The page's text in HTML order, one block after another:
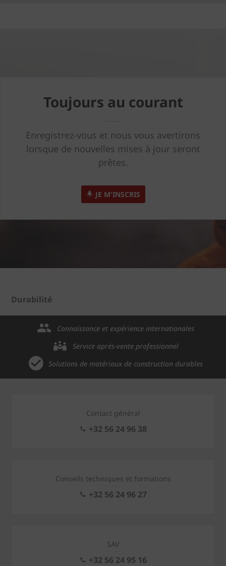
Toujours au courant
Enregistrez-vous et nous vous avertirons
lorsque de nouvelles mises à jour seront
prêtes.
JE M'INSCRIS
Durabilité
Connaissance et expérience internationales
Service après-vente professionnel
Solutions de matériaux de construction durables
Contact général
+32 56 24 96 38
Conseils techniques et formations
+32 56 24 96 27
SAV
+32 56 24 95 16